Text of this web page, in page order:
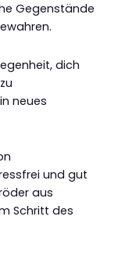
Gegenstände
dich
neues
und gut
aus
Schritt des